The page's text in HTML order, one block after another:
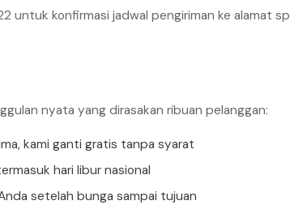
untuk konfirmasi jadwal pengiriman ke alamat
nyata yang dirasakan ribuan pelanggan:
kami ganti gratis tanpa syarat
hari libur nasional
setelah bunga sampai tujuan